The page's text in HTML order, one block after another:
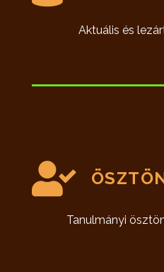
Aktuális és
Tanulmányi